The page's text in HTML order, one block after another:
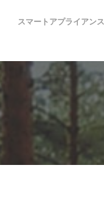
スマートアプライアンス